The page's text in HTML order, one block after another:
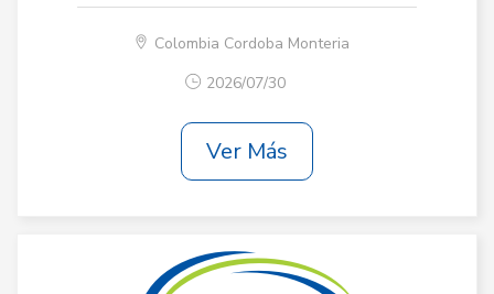
Colombia Cordoba Monteria
2026/07/30
Ver Más